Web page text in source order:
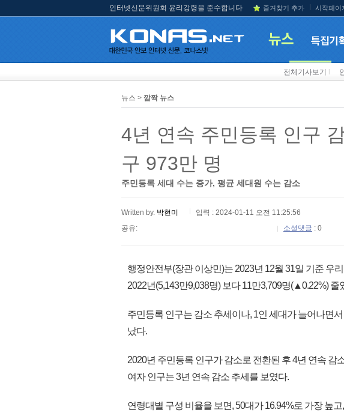
인터넷신문위원회 윤리강령을 준수합니다 즐겨찾기 추가 시작페이
전체기사보기
뉴스 > 깜짝 뉴스
4년 연속 주민등록 인구
구 973만 명
주민등록 세대 수는 증가, 평균 세대원 수는 감소
Written by. 박현미
입력 : 2024-01-11 오전 11:25:56
공유:
소셜댓글 : 0
행정안전부(장관 이상민)는 2023년 12월 31일 기준 우
2022년(5,143만9,038명) 보다 11만3,709명(▲0.22%) 줄
주민등록 인구는 감소 추세이나, 1인 세대가 늘어나면
났다.
2020년 주민등록 인구가 감소로 전환된 후 4년 연속 감
여자 인구는 3년 연속 감소 추세를 보였다.
연령대별 구성 비율을 보면, 50대가 16.94%로 가장 높고